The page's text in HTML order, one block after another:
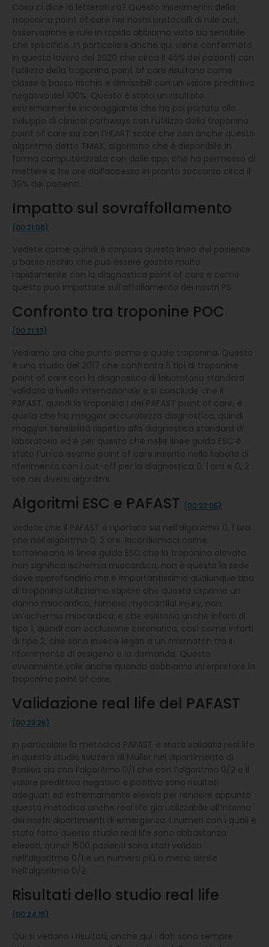
Cosa ci dice la letteratura? Questo inserimento della
troponina point of care nei nostri protocolli di rule out,
osservazione e rule in rapido abbiamo visto sia sensibile
che specifico. In particolare anche qui viene confermato
in questo lavoro del 2020 che circa il 45% dei pazienti con
l’utilizzo della troponina point of care risultano come
classe a basso rischio e dimissibili con un valore predittivo
negativo del 100%. Questo è stato un risultato
estremamente incoraggiante che ha poi portato allo
sviluppo di clinical pathways con l’utilizzo della troponina
point of care sia con l’HEART score che con anche questo
algoritmo detto TMAX, algoritmo che è disponibile in
forma computerizzata con delle app, che ha permesso di
mettere a tre ore dall’accesso in pronto soccorso circa il
30% dei pazienti.
Impatto sul sovraffollamento
(00:21:06)
Vedete come quindi è corposa questa linea del paziente
a basso rischio che può essere gestito molto
rapidamente con la diagnostica point of care e come
questo può impattare sull’affollamento dei nostri PS.
Confronto tra troponine POC
(00:21:33)
Vediamo ora che punto siamo e quale troponina. Questo
è uno studio del 2017 che confronta 5 tipi di troponine
point of care con la diagnostica di laboratorio standard
validata a livello internazionale e si conclude che il
PAFAST, quindi la troponina I del PAFAST point of care, è
quella che ha maggior accuratezza diagnostica, quindi
maggior sensibilità rispetto alla diagnostica standard di
laboratorio ed è per questo che nelle linee guida ESC è
stato l’unico esame point of care inserito nella tabella di
riferimento con i cut-off per la diagnostica 0, 1 ora e 0, 2
ore nei diversi algoritmi.
Algoritmi ESC e PAFAST (00:22:05)
Vedete che il PAFAST è riportato sia nell’algoritmo 0, 1 ora
che nell’algoritmo 0, 2 ore. Ricordiamoci come
sottolineano le linee guida ESC che la troponina elevata
non significa ischemia miocardica, non è questa la sede
dove approfondirlo ma è importantissimo qualunque tipo
di troponina utilizziamo sapere che questa esprime un
danno miocardico, famoso myocardial injury, non
un’ischemia miocardica, e che esistono anche infarti di
tipo 1, quindi con occlusione coronarica, così come infarti
di tipo 2, che sono invece legati a un mismatch tra il
rifornimento di ossigeno e la domanda. Questo
ovviamente vale anche quando dobbiamo interpretare la
troponina point of care.
Validazione real life del PAFAST
(00:23:26)
In particolare la metodica PAFAST è stata validata real life
in questo studio svizzero di Muller nel dipartimento di
Basilea sia con l’algoritmo 0/1 che con l’algoritmo 0/2 e il
valore predittivo negativo e positivo sono risultati
adeguati ed estremamente elevati per rendere appunto
questa metodica anche real life già utilizzabile all’interno
dei nostri dipartimenti di emergenza. I numeri con i quali è
stato fatto questo studio real life sono abbastanza
elevati, quindi 1500 pazienti sono stati validati
nell’algoritmo 0/1 e un numero più o meno simile
nell’algoritmo 0/2.
Risultati dello studio real life
(00:24:15)
Qui si vedono i risultati, anche qui i dati sono sempre